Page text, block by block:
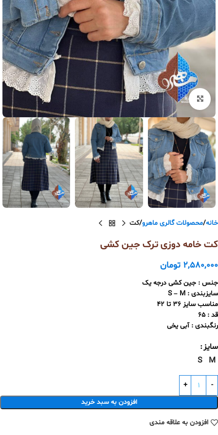
بزرگنمایی تصویر
خانه محصولات گالری ماهرو کت
کت خامه دوزی ترک جین کشی
2,580,000 تومان
جنس : جین کشی درجه یک
سایزبندی : S – M
مناسب سایز 36 تا 42
قد : 65
رنگبندی : آبی یخی
سایز
M
S
افزودن به سبد خرید
افزودن به علاقه مندی